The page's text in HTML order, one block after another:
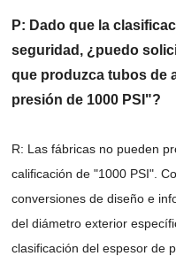
P: Dado que la
seguridad, ¿puedo
que produzca tubos de
presión de 1000 PSI"?
R: Las fábricas no pueden
calificación de "1000 PSI".
conversiones de diseño e
del diámetro exterior
clasificación del espesor de